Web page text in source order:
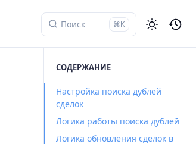
⌘K
СОДЕРЖАНИЕ
Настройка поиска дублей
сделок
Логика работы поиска дублей
Логика обновления сделок в